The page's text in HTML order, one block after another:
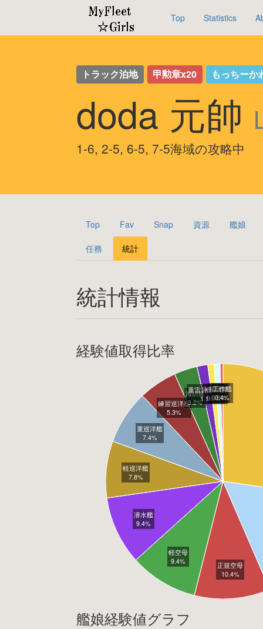
Top Statistics
トラック泊地 甲勲章x20 もっちー
doda 元帥
1-6, 2-5, 6-5, 7-5海域の攻略中
Top Fav Snap 資源 艦娘
任務 統計
統計情報
経験値取得比率
正規空母
10.4%
軽空母
9.4%
潜水艦
9.4%
軽巡洋艦
7.8%
重巡洋艦
7.4%
練習巡洋艦
5.3%
海防艦
3.2%
重雷装巡洋艦
1.5%
補給艦
0.9%
揚陸艦
0.8%
工作艦
0.4%
艦娘経験値グラフ